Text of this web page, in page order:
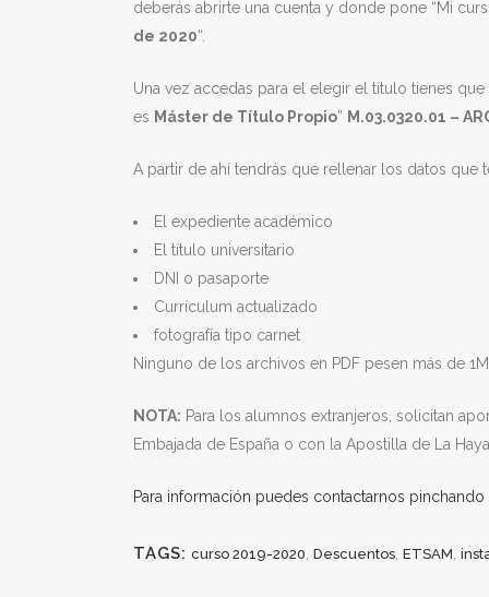
deberás abrirte una cuenta y donde pone “Mi
de 2020“.
Una vez accedas para el elegir el título tienes
es Máster de Título Propio” M.03.0320.01 –
A partir de ahí tendrás que rellenar los datos que
El expediente académico
El título universitario
DNI o pasaporte
Currículum actualizado
fotografía tipo carnet
Ninguno de los archivos en PDF pesen más de
NOTA: Para los alumnos extranjeros, solicitan
Embajada de España o con la Apostilla de La
Para información puedes contactarnos pinchando
TAGS: curso 2019-2020 Descuentos ETSAM